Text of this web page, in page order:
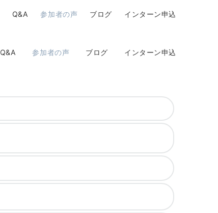
Q&A 参加者の声 ブログ インターン申込
Q&A 参加者の声 ブログ インターン申込